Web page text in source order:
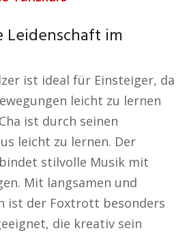
Leidenschaft im
ist ideal für Einsteiger, da
leicht zu lernen
ist durch seinen
leicht zu lernen. Der
stilvolle Musik mit
Mit langsamen und
ist der Foxtrott besonders
die kreativ sein